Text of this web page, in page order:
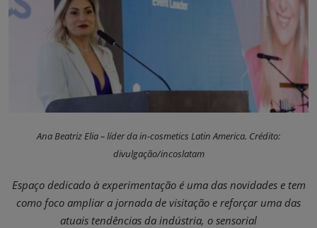
Ana Beatriz Elia – líder da in-cosmetics Latin America. Crédito:
divulgação/incoslatam
Espaço dedicado à experimentação é uma das novidades e tem
como foco ampliar a jornada de visitação e reforçar uma das
atuais tendências da indústria, o sensorial